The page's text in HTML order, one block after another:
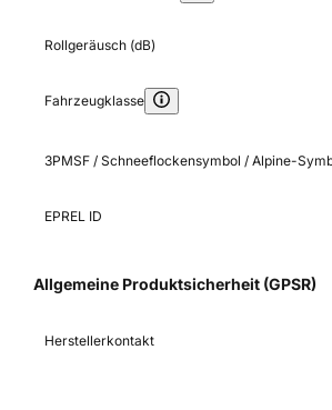
Rollgeräusch (dB)
Fahrzeugklasse
3PMSF / Schneeflockensymbol / Alpine-
EPREL ID
Allgemeine Produktsicherheit (GPSR)
Herstellerkontakt